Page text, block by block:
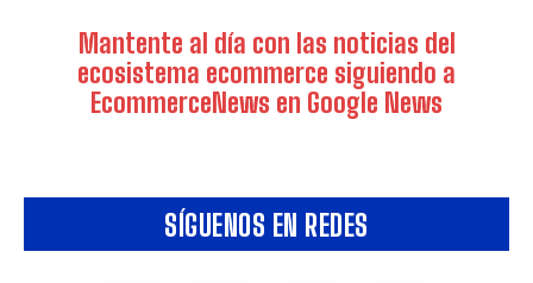
SÍGUENOS EN REDES
Mantente al día con las noticias del
ecosistema ecommerce siguiendo a
EcommerceNews en Google News